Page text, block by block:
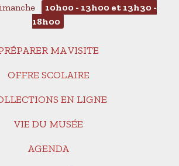
10h00 - 13h00 et 13h30 -
18h00
MA VISITE
OFFRE SCOLAIRE
EN LIGNE
VIE DU MUSÉE
AGENDA